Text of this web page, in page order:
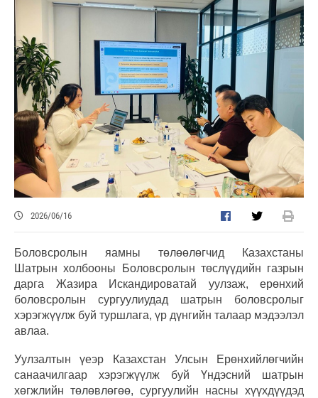
2026/06/16
Боловсролын яамны төлөөлөгчид Казахстаны
Шатрын холбооны Боловсролын төслүүдийн газрын
дарга Жазира Искандироватай уулзаж, ерөнхий
боловсролын сургуулиудад шатрын боловсролыг
хэрэгжүүлж буй туршлага, үр дүнгийн талаар мэдээлэл
авлаа.
Уулзалтын үеэр Казахстан Улсын Ерөнхийлөгчийн
санаачилгаар хэрэгжүүлж буй Үндэсний шатрын
хөгжлийн төлөвлөгөө, сургуулийн насны хүүхдүүдэд